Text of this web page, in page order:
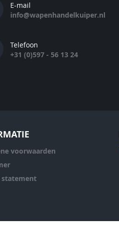
E-mail
info@wapenhandelkuiper.nl
Telefoon
+31 (0)597 - 56 13 24
voorwaarden
statement